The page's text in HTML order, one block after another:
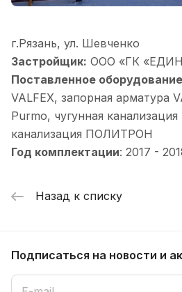
г.Рязань, ул. Шевченко
Застройщик: ООО «ГК
Поставленное
VALFEX, запорная арматура
Purmo, чугунная
канализация ПОЛИТРОН
Год комплектации: 2017 -
Назад к списку
Подписаться на новости и